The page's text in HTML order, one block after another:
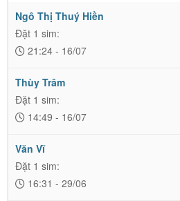
Ngô Thị Thuý Hiền
Đặt 1 sim:
21:24 - 16/07
Thùy Trâm
Đặt 1 sim:
14:49 - 16/07
Văn Vĩ
Đặt 1 sim:
16:31 - 29/06